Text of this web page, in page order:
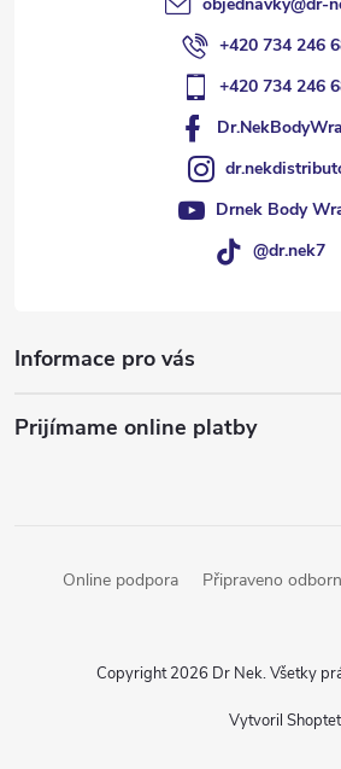
objednavky@dr-
+420 734 246
+420 734 246
Drnek Body
@dr.nek7
Informace pro vás
Prijímame online platby
Online podpora Připraveno
Vytvoril Shoptet
Copyright 2026 Dr Nek. Všetky